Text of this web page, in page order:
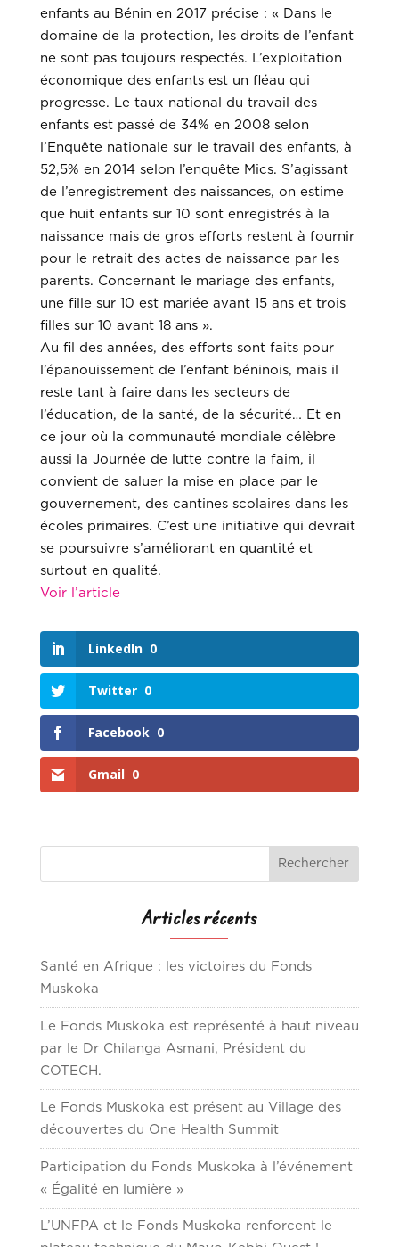
enfants au Bénin en 2017 précise : « Dans le
domaine de la protection, les droits de l’enfant
ne sont pas toujours respectés. L’exploitation
économique des enfants est un fléau qui
progresse. Le taux national du travail des
enfants est passé de 34% en 2008 selon
l’Enquête nationale sur le travail des enfants, à
52,5% en 2014 selon l’enquête Mics. S’agissant
de l’enregistrement des naissances, on estime
que huit enfants sur 10 sont enregistrés à la
naissance mais de gros efforts restent à fournir
pour le retrait des actes de naissance par les
parents. Concernant le mariage des enfants,
une fille sur 10 est mariée avant 15 ans et trois
filles sur 10 avant 18 ans ».
Au fil des années, des efforts sont faits pour
l’épanouissement de l’enfant béninois, mais il
reste tant à faire dans les secteurs de
l’éducation, de la santé, de la sécurité… Et en
ce jour où la communauté mondiale célèbre
aussi la Journée de lutte contre la faim, il
convient de saluer la mise en place par le
gouvernement, des cantines scolaires dans les
écoles primaires. C’est une initiative qui devrait
se poursuivre s’améliorant en quantité et
surtout en qualité.
Voir l’article
LinkedIn 0
Twitter 0
Facebook 0
Gmail 0
Articles récents
Santé en Afrique : les victoires du Fonds
Muskoka
Le Fonds Muskoka est représenté à haut niveau
par le Dr Chilanga Asmani, Président du
COTECH.
Le Fonds Muskoka est présent au Village des
découvertes du One Health Summit
Participation du Fonds Muskoka à l’événement
« Égalité en lumière »
L’UNFPA et le Fonds Muskoka renforcent le